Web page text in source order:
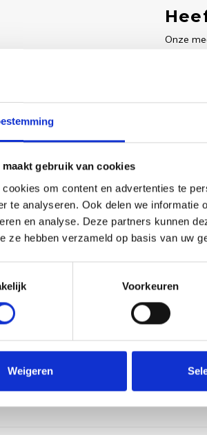
maakt gebruik van cookies
cookies om content en advertenties te
te analyseren. Ook delen we
en analyse. Deze partners kunnen
ze hebben verzameld op basis van uw
Voorkeuren
Weigeren
Onze
(NL) Goedgekeurd door
cream, glittergaren